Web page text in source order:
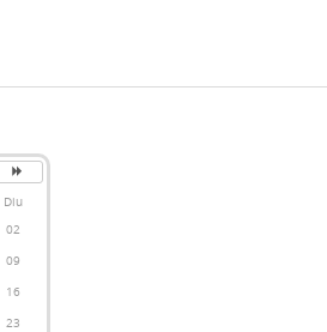
Diu
02
09
16
23